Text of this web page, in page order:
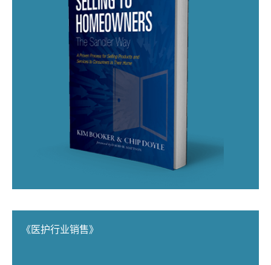
《医护行业销售》